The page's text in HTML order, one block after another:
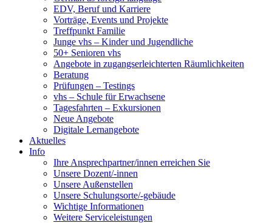
EDV, Beruf und Karriere
Vorträge, Events und Projekte
Treffpunkt Familie
Junge vhs – Kinder und Jugendliche
50+ Senioren vhs
Angebote in zugangserleichterten Räumlichkeiten
Beratung
Prüfungen – Testings
vhs – Schule für Erwachsene
Tagesfahrten – Exkursionen
Neue Angebote
Digitale Lernangebote
Aktuelles
Info
Ihre Ansprechpartner/innen erreichen Sie
Unsere Dozent/-innen
Unsere Außenstellen
Unsere Schulungsorte/-gebäude
Wichtige Informationen
Weitere Serviceleistungen